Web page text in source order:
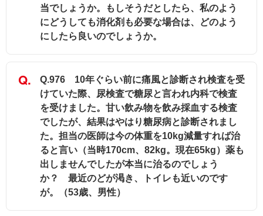
当でしょうか。もしそうだとしたら、私のよう
にどうしても消化剤も必要な場合は、どのよう
にしたら良いのでしょうか。
Q.976 10年ぐらい前に痛風と診断され検査を受
けていた際、尿検査で糖尿と言われ内科で検査
を受けました。甘い飲み物を飲み採血する検査
でしたが、結果はやはり糖尿病と診断されまし
た。担当の医師は今の体重を10kg減量すれば治
ると言い（当時170cm、82kg。現在65kg）薬も
出しませんでしたが本当に治るのでしょう
か？ 最近のどが渇き、トイレも近いのです
が。（53歳、男性）